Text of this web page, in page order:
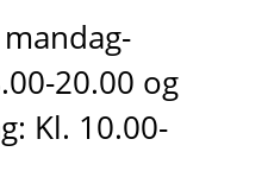
20.00 og
Kl. 10.00-